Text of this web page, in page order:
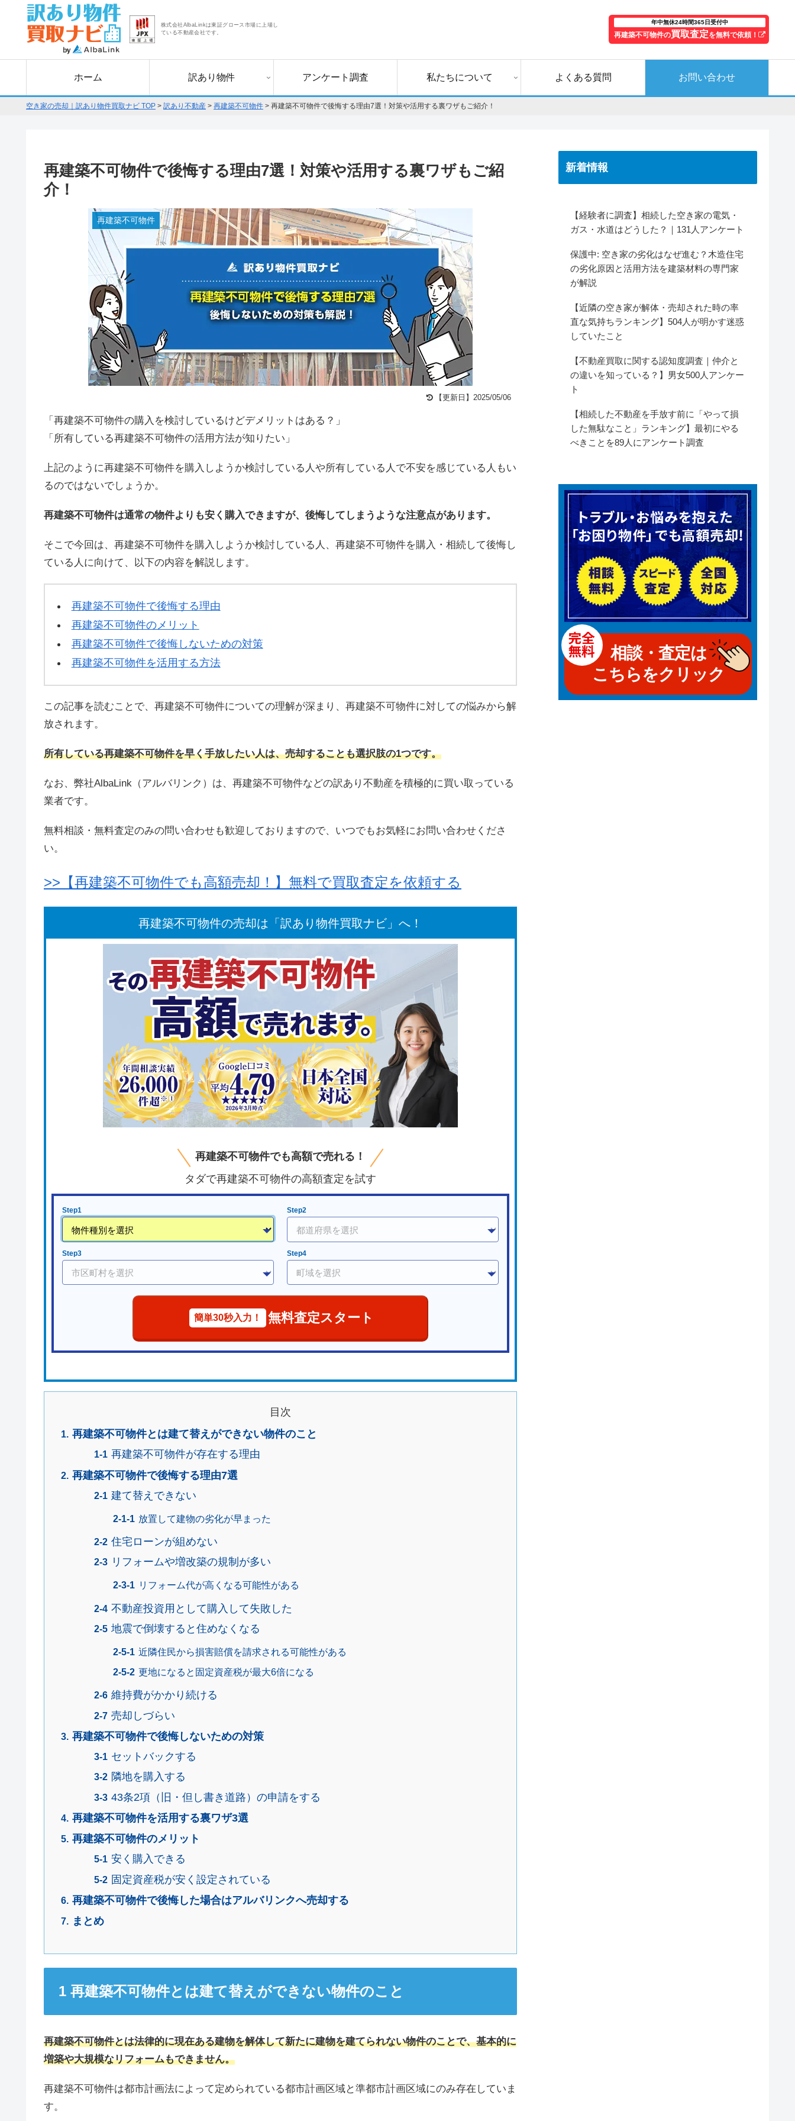
株式会社AlbaLinkは東証グロース市場に上場し
ている不動産会社です。
年中無休24時間365日受付中
再建築不可物件の買取査定を無料で依頼！
ホーム 訳あり物件 アンケート調査 私たちについて よくある質問 お問い合わせ
空き家の売却｜訳あり物件買取ナビ TOP > 訳あり不動産 > 再建築不可物件 > 再建築不可物件で後悔する理由7選！対策や活用する裏ワザもご紹介！
再建築不可物件で後悔する理由7選！対策や活用する裏ワザもご紹
介！
再建築不可物件
【更新日】2025/05/06
「再建築不可物件の購入を検討しているけどデメリットはある？」
「所有している再建築不可物件の活用方法が知りたい」
上記のように再建築不可物件を購入しようか検討している人や所有している人で不安を感じている人もい
るのではないでしょうか。
再建築不可物件は通常の物件よりも安く購入できますが、後悔してしまうような注意点があります。
そこで今回は、再建築不可物件を購入しようか検討している人、再建築不可物件を購入・相続して後悔し
ている人に向けて、以下の内容を解説します。
再建築不可物件で後悔する理由
再建築不可物件のメリット
再建築不可物件で後悔しないための対策
再建築不可物件を活用する方法
この記事を読むことで、再建築不可物件についての理解が深まり、再建築不可物件に対しての悩みから解
放されます。
所有している再建築不可物件を早く手放したい人は、売却することも選択肢の1つです。
なお、弊社AlbaLink（アルバリンク）は、再建築不可物件などの訳あり不動産を積極的に買い取っている
業者です。
無料相談・無料査定のみの問い合わせも歓迎しておりますので、いつでもお気軽にお問い合わせくださ
い。
>>【再建築不可物件でも高額売却！】無料で買取査定を依頼する
再建築不可物件の売却は「訳あり物件買取ナビ」へ！
再建築不可物件でも高額で売れる！
タダで再建築不可物件の高額査定を試す
Step1 Step2
Step3 Step4
簡単30秒入力！ 無料査定スタート
目次
再建築不可物件とは建て替えができない物件のこと
再建築不可物件が存在する理由
再建築不可物件で後悔する理由7選
建て替えできない
放置して建物の劣化が早まった
住宅ローンが組めない
リフォームや増改築の規制が多い
リフォーム代が高くなる可能性がある
不動産投資用として購入して失敗した
地震で倒壊すると住めなくなる
近隣住民から損害賠償を請求される可能性がある
更地になると固定資産税が最大6倍になる
維持費がかかり続ける
売却しづらい
再建築不可物件で後悔しないための対策
セットバックする
隣地を購入する
43条2項（旧・但し書き道路）の申請をする
再建築不可物件を活用する裏ワザ3選
再建築不可物件のメリット
安く購入できる
固定資産税が安く設定されている
再建築不可物件で後悔した場合はアルバリンクへ売却する
まとめ
再建築不可物件とは建て替えができない物件のこと
再建築不可物件とは法律的に現在ある建物を解体して新たに建物を建てられない物件のことで、基本的に
増築や大規模なリフォームもできません。
再建築不可物件は都市計画法によって定められている都市計画区域と準都市計画区域にのみ存在していま
す。
新着情報
【経験者に調査】相続した空き家の電気・
ガス・水道はどうした？｜131人アンケート
保護中: 空き家の劣化はなぜ進む？木造住宅
の劣化原因と活用方法を建築材料の専門家
が解説
【近隣の空き家が解体・売却された時の率
直な気持ちランキング】504人が明かす迷惑
していたこと
【不動産買取に関する認知度調査｜仲介と
の違いを知っている？】男女500人アンケー
ト
【相続した不動産を手放す前に「やって損
した無駄なこと」ランキング】最初にやる
べきことを89人にアンケート調査
相談・査定は
こちらをクリック